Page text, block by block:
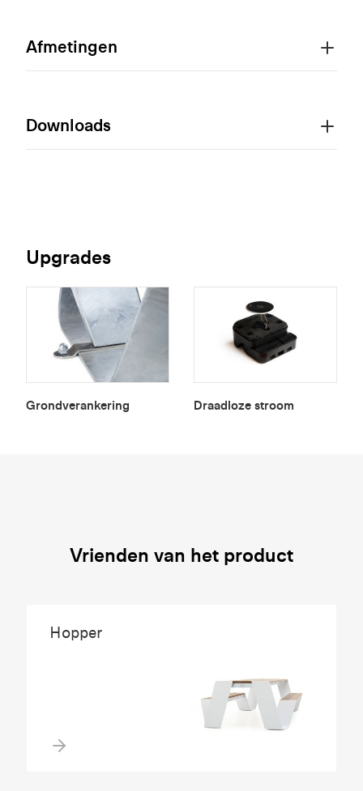
Afmetingen
Downloads
Upgrades
Grondverankering Draadloze stroom
Vrienden van het product
Hopper